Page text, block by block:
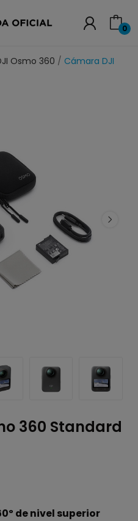
0
Osmo 360
Cámara DJI
360 Standard
de nivel superior